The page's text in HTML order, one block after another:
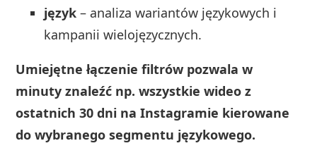
język – analiza wariantów językowych i
kampanii wielojęzycznych.
Umiejętne łączenie filtrów pozwala w
minuty znaleźć np. wszystkie wideo z
ostatnich 30 dni na Instagramie kierowane
do wybranego segmentu językowego.